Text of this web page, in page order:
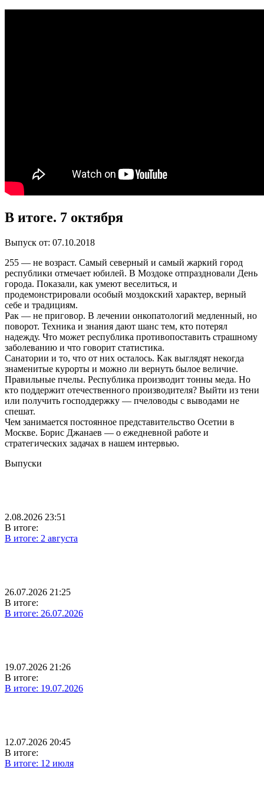
В итоге. 7 октября
Выпуск от: 07.10.2018
255 — не возраст. Самый северный и самый жаркий город
республики отмечает юбилей. В Моздоке отпраздновали День
города. Показали, как умеют веселиться, и
продемонстрировали особый моздокский характер, верный
себе и традициям.
Рак — не приговор. В лечении онкопатологий медленный, но
поворот. Техника и знания дают шанс тем, кто потерял
надежду. Что может республика противопоставить страшному
заболеванию и что говорит статистика.
Санатории и то, что от них осталось. Как выглядят некогда
знаменитые курорты и можно ли вернуть былое величие.
Правильные пчелы. Республика производит тонны меда. Но
кто поддержит отечественного производителя? Выйти из тени
или получить господдержку — пчеловоды с выводами не
спешат.
Чем занимается постоянное представительство Осетии в
Москве. Борис Джанаев — о ежедневной работе и
стратегических задачах в нашем интервью.
Выпуски
2.08.2026 23:51
В итоге:
В итоге: 2 августа
26.07.2026 21:25
В итоге:
В итоге: 26.07.2026
19.07.2026 21:26
В итоге:
В итоге: 19.07.2026
12.07.2026 20:45
В итоге:
В итоге: 12 июля